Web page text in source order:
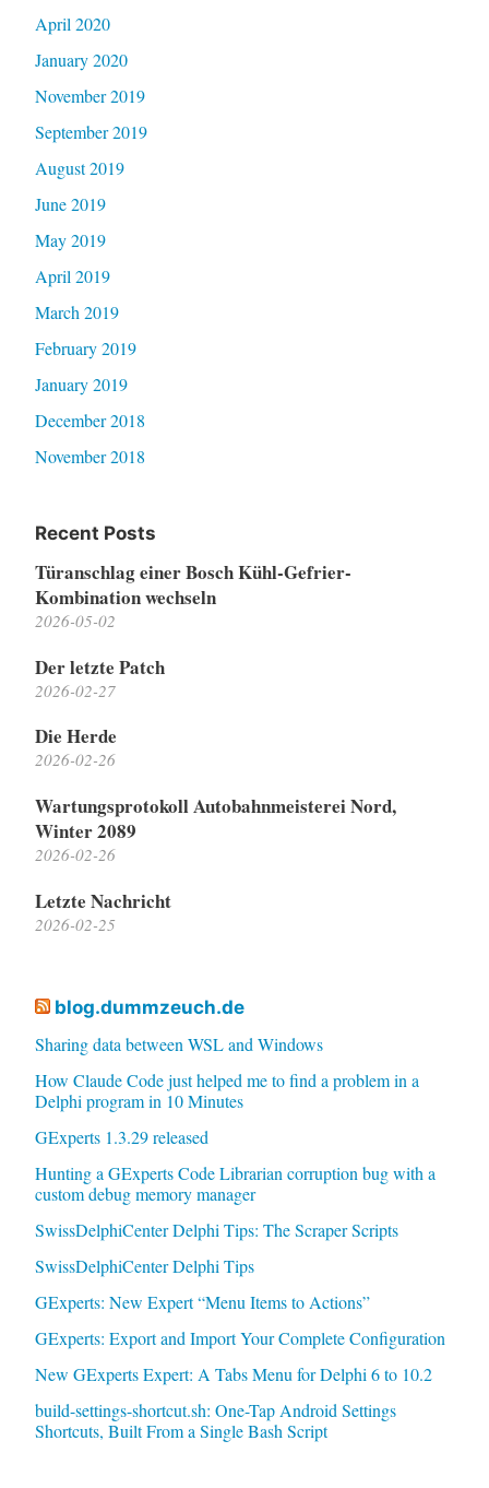
April 2020
January 2020
November 2019
September 2019
August 2019
June 2019
May 2019
April 2019
March 2019
February 2019
January 2019
December 2018
November 2018
Recent Posts
Türanschlag einer Bosch Kühl-Gefrier-
Kombination wechseln
2026-05-02
Der letzte Patch
2026-02-27
Die Herde
2026-02-26
Wartungsprotokoll Autobahnmeisterei Nord,
Winter 2089
2026-02-26
Letzte Nachricht
2026-02-25
blog.dummzeuch.de
Sharing data between WSL and Windows
How Claude Code just helped me to find a problem in a
Delphi program in 10 Minutes
GExperts 1.3.29 released
Hunting a GExperts Code Librarian corruption bug with a
custom debug memory manager
SwissDelphiCenter Delphi Tips: The Scraper Scripts
SwissDelphiCenter Delphi Tips
GExperts: New Expert “Menu Items to Actions”
GExperts: Export and Import Your Complete Configuration
New GExperts Expert: A Tabs Menu for Delphi 6 to 10.2
build-settings-shortcut.sh: One-Tap Android Settings
Shortcuts, Built From a Single Bash Script